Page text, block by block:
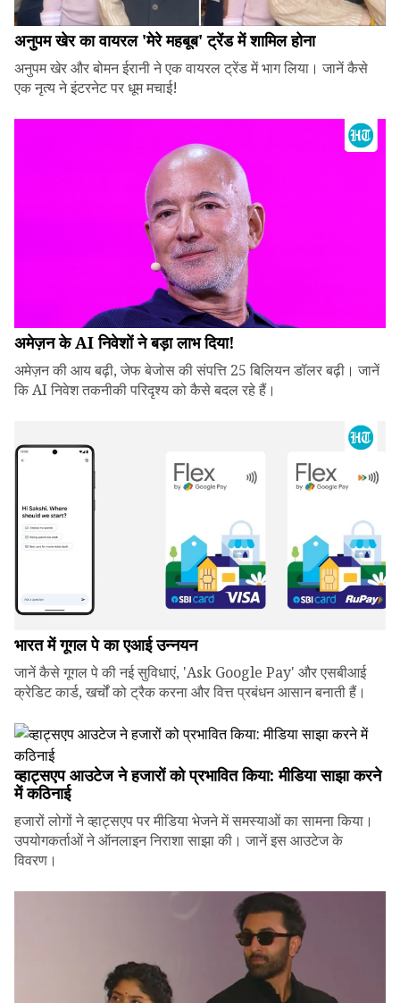
अनुपम खेर का वायरल 'मेरे महबूब' ट्रेंड में शामिल होना
अनुपम खेर और बोमन ईरानी ने एक वायरल ट्रेंड में भाग लिया। जानें कैसे
एक नृत्य ने इंटरनेट पर धूम मचाई!
अमेज़न के AI निवेशों ने बड़ा लाभ दिया!
अमेज़न की आय बढ़ी, जेफ बेजोस की संपत्ति 25 बिलियन डॉलर बढ़ी। जानें
कि AI निवेश तकनीकी परिदृश्य को कैसे बदल रहे हैं।
भारत में गूगल पे का एआई उन्नयन
जानें कैसे गूगल पे की नई सुविधाएं, 'Ask Google Pay' और एसबीआई
क्रेडिट कार्ड, खर्चों को ट्रैक करना और वित्त प्रबंधन आसान बनाती हैं।
व्हाट्सएप आउटेज ने हजारों को प्रभावित किया: मीडिया साझा करने
में कठिनाई
हजारों लोगों ने व्हाट्सएप पर मीडिया भेजने में समस्याओं का सामना किया।
उपयोगकर्ताओं ने ऑनलाइन निराशा साझा की। जानें इस आउटेज के
विवरण।